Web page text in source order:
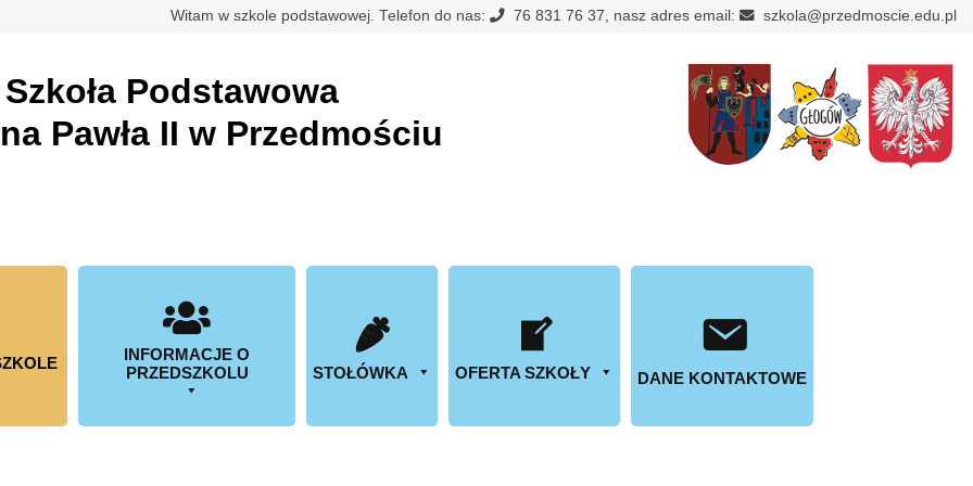
Witam w szkole podstawowej. Telefon do nas: 76 831 76 37, nasz adres email: szkola@przedmoscie.edu.pl
Szkoła Podstawowa
Pawła II w Przedmościu
INFORMACJE O
PRZEDSZKOLU
STOŁÓWKA OFERTA SZKOŁY DANE KONTAKTOWE